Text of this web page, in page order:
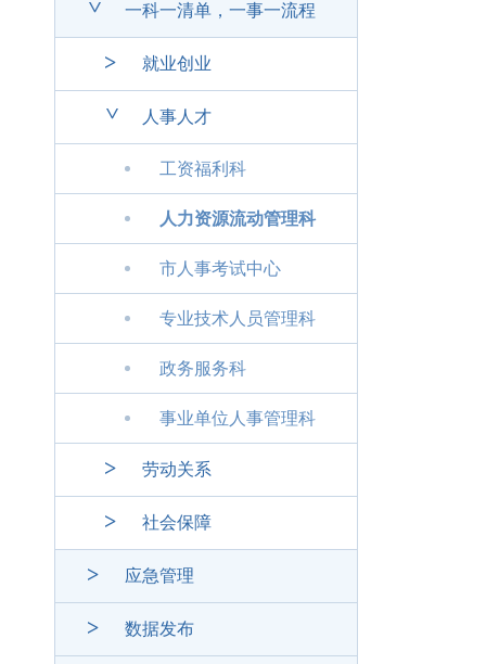
> 一科一清单，一事一流程
> 就业创业
> 人事人才
工资福利科
人力资源流动管理科
市人事考试中心
专业技术人员管理科
政务服务科
事业单位人事管理科
> 劳动关系
> 社会保障
> 应急管理
> 数据发布